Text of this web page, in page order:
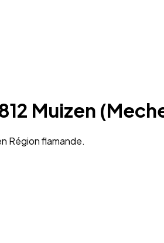
Muizen
Région flamande.